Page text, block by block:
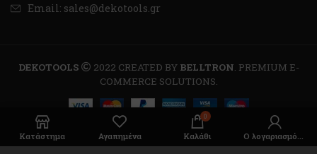
Email: sales@dekotools.gr
DEKOTOOLS 2022 CREATED BY BELLTRON. PREMIUM E-
COMMERCE SOLUTIONS.
Κατάστημα Αγαπημένα
0
Καλάθι Ο λογαριασμός μου